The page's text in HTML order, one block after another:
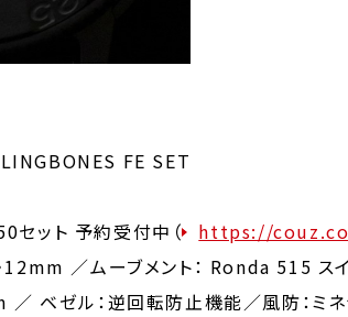
FE SET
セット 予約受付中（
https://
12mm ／ムーブメント： Ronda 515 ス
ル：逆回転防止機能／風防：ミネラ